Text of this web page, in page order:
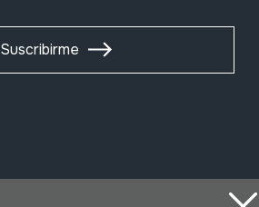
Suscribirme